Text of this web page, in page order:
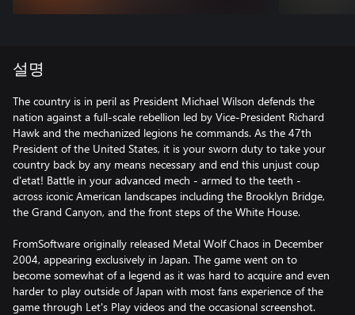
설명
The country is in peril as President Michael Wilson defends the
nation against a full-scale rebellion led by Vice-President Richard
Hawk and the mechanized legions he commands. As the 47th
President of the United States, it is your sworn duty to take your
country back by any means necessary and end this unjust coup
d'etat! Battle in your advanced mech - armed to the teeth -
across iconic American landscapes including the Brooklyn Bridge,
the Grand Canyon, and the front steps of the White House.
FromSoftware originally released Metal Wolf Chaos in December
2004, appearing exclusively in Japan. The game went on to
become somewhat of a legend as it was hard to acquire and even
harder to play outside of Japan with most fans experience of the
game through Let's Play videos and the occasional screenshot.